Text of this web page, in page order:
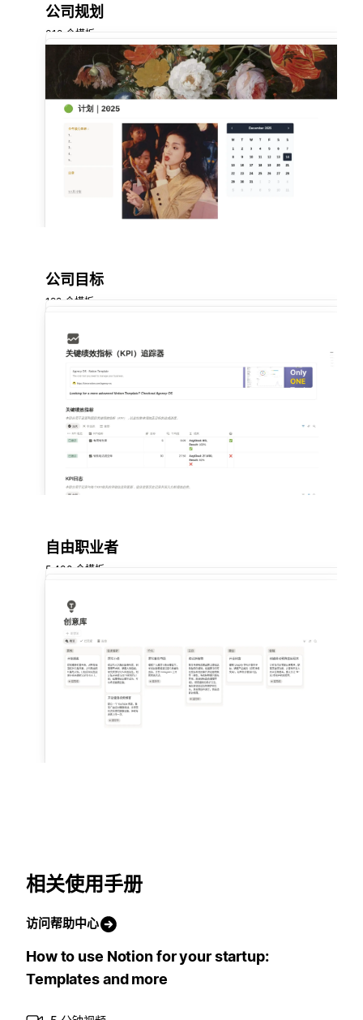
公司规划
318 个模板
公司目标
192 个模板
自由职业者
5,480 个模板
相关使用手册
访问帮助中心
How to use Notion for your startup:
Templates and more